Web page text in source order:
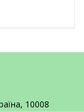
10008